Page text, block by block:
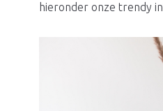
hieronder onze trendy